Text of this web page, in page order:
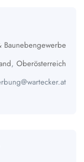
Baunebengewerbe
, Oberösterreich